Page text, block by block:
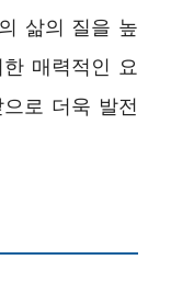
삶의 질을 높
매력적인 요
로 더욱 발전